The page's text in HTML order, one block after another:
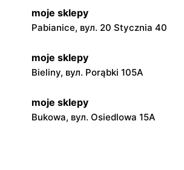
moje sklepy
Pabianice, вул. 20 Stycznia 40
moje sklepy
Bieliny, вул. Porąbki 105A
moje sklepy
Bukowa, вул. Osiedlowa 15A